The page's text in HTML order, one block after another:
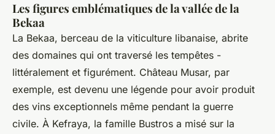
Les figures emblématiques de la vallée de la
Bekaa
La Bekaa, berceau de la viticulture libanaise, abrite
des domaines qui ont traversé les tempêtes -
littéralement et figurément. Château Musar, par
exemple, est devenu une légende pour avoir produit
des vins exceptionnels même pendant la guerre
civile. À Kefraya, la famille Bustros a misé sur la